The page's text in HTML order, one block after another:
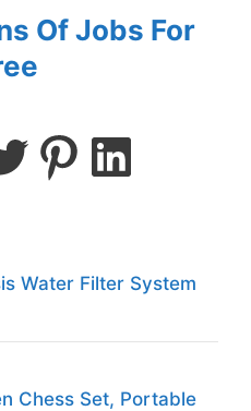
Of Jobs For
Water Filter System
Chess Set, Portable